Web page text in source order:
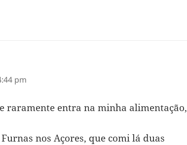
pm
raramente entra na minha alimentação,
nos Açores, que comi lá duas